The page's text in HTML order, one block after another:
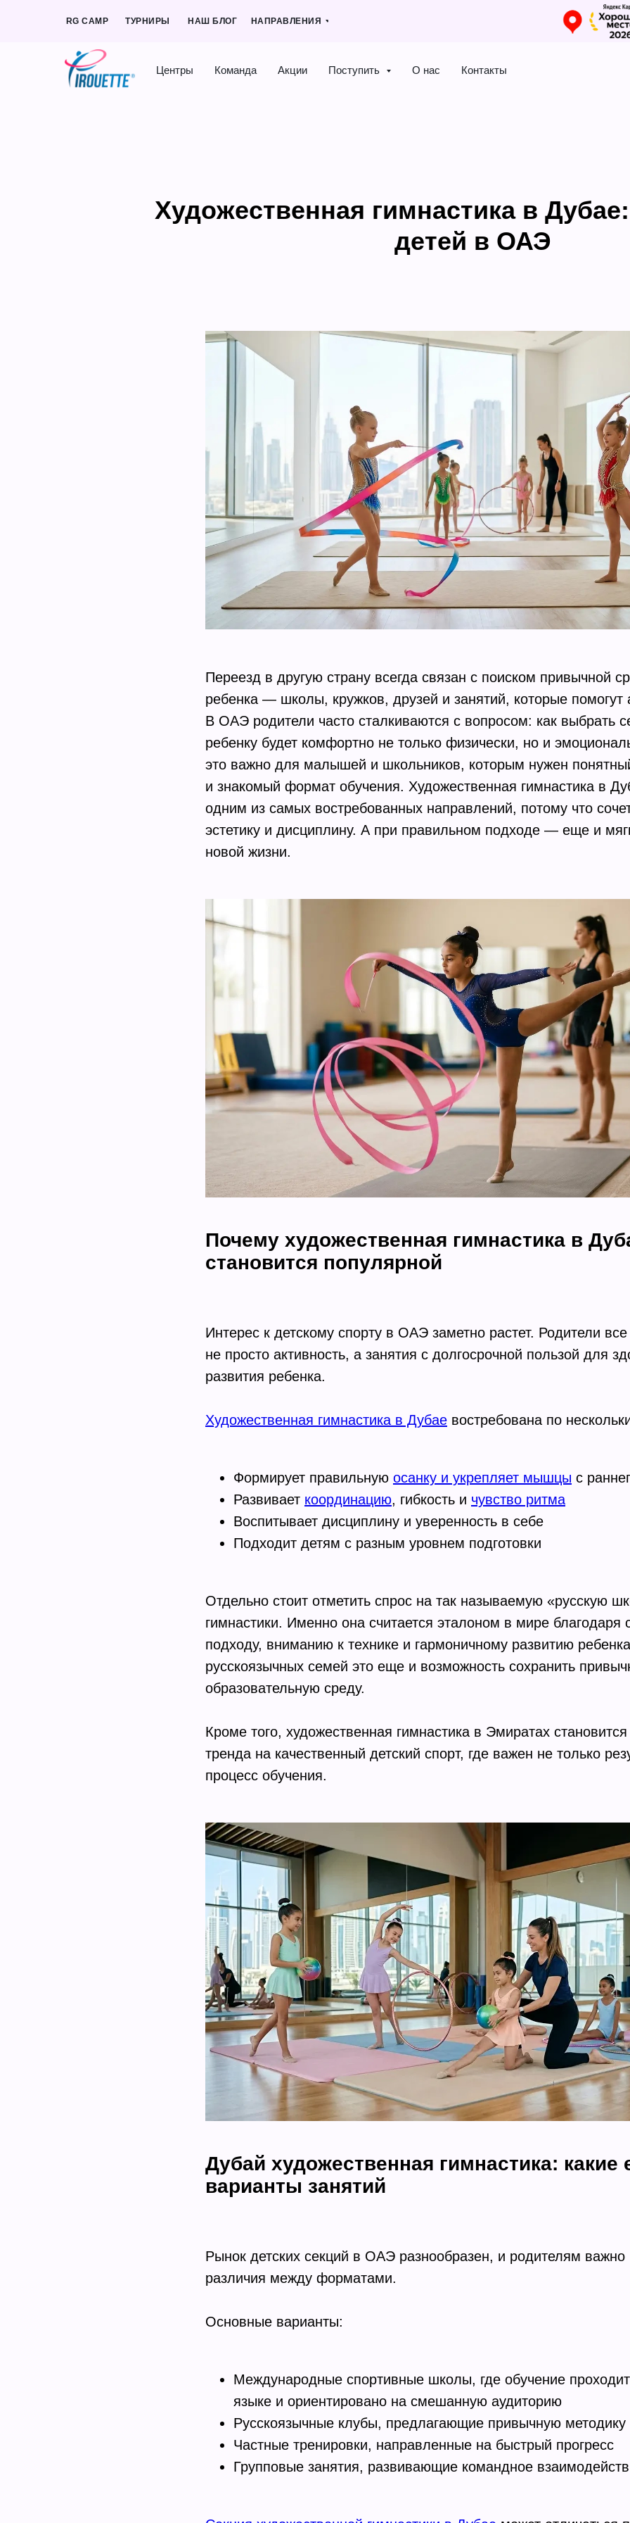
RG CAMP ТУРНИРЫ НАШ БЛОГ НАПРАВЛЕНИЯ
Центры Команда Акции Поступить О нас Контакты
Художественная гимнастика в
детей в ОАЭ
Переезд в другую страну всегда связан с поиском привычной
ребенка — школы, кружков, друзей и занятий, которые помогут
В ОАЭ родители часто сталкиваются с вопросом: как выбрать
ребенку будет комфортно не только физически, но и
это важно для малышей и школьников, которым нужен
и знакомый формат обучения. Художественная гимнастика в
одним из самых востребованных направлений, потому что
эстетику и дисциплину. А при правильном подходе — еще и
новой жизни.
Почему художественная гимнастика в
становится популярной
Интерес к детскому спорту в ОАЭ заметно растет. Родители
не просто активность, а занятия с долгосрочной пользой для
развития ребенка.
Художественная гимнастика в Дубае востребована по
Формирует правильную осанку и укрепляет мышцы с
Развивает координацию, гибкость и чувство ритма
Воспитывает дисциплину и уверенность в себе
Подходит детям с разным уровнем подготовки
Отдельно стоит отметить спрос на так называемую «русскую
гимнастики. Именно она считается эталоном в мире благодаря
подходу, вниманию к технике и гармоничному развитию
русскоязычных семей это еще и возможность сохранить
образовательную среду.
Кроме того, художественная гимнастика в Эмиратах
тренда на качественный детский спорт, где важен не только
процесс обучения.
Дубай художественная гимнастика: какие
варианты занятий
Рынок детских секций в ОАЭ разнообразен, и родителям важно
различия между форматами.
Основные варианты:
Международные спортивные школы, где обучение
языке и ориентировано на смешанную аудиторию
Русскоязычные клубы, предлагающие привычную
Частные тренировки, направленные на быстрый прогресс
Групповые занятия, развивающие командное